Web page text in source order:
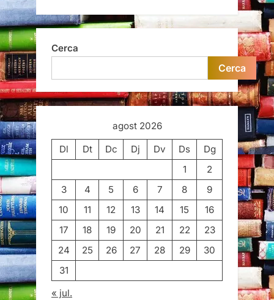
Cerca
Cerca
agost 2026
Dl
Dt Dc Dj Dv Ds
Dg
1
2
3
4 5 6 7 8
9
10
11 12 13 14 15
16
17
18 19 20 21 22
23
24
25 26 27 28 29
30
31
« jul.